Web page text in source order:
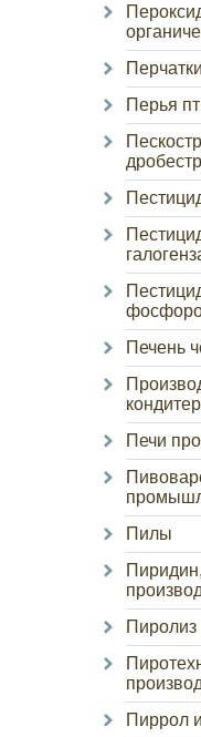
Перчатки
Перья
Печень
Печи
Пилы
Пиролиз
Пиррол